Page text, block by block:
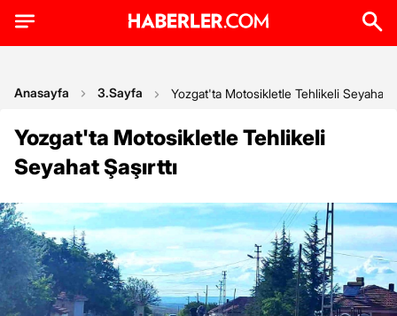
Anasayfa 3.Sayfa Yozgat'ta Motosikletle Tehlikeli Seyahat
Yozgat'ta Motosikletle Tehlikeli
Seyahat Şaşırttı